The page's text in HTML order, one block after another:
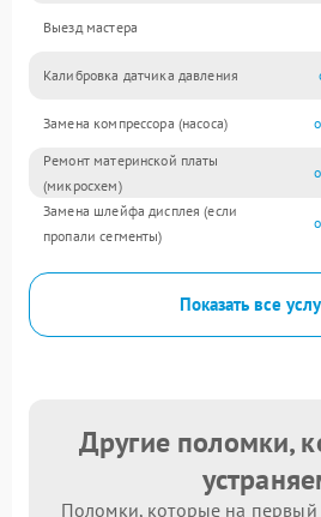
Выезд мастера
Калибровка датчика давления
Замена компрессора (насоса)
Ремонт материнской платы
(микросхем)
Замена шлейфа дисплея (если
пропали сегменты)
Показать все
Другие поломки,
Поломки, которые на первый